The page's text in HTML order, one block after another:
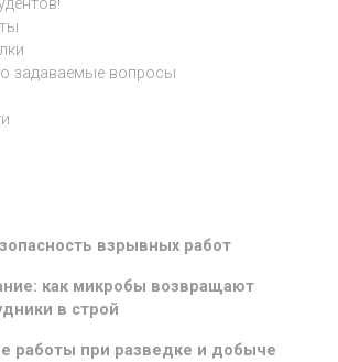
задаваемые вопросы
взрывных работ
как микробы возвращают
в строй
работы при разведке и добыче